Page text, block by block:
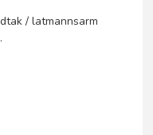
/ latmannsarm